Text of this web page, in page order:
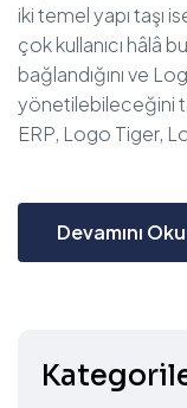
iki temel yapı taşı
çok kullanıcı hâlâ
bağlandığını ve
yönetilebileceğini
ERP, Logo Tiger,
Devamını Oku